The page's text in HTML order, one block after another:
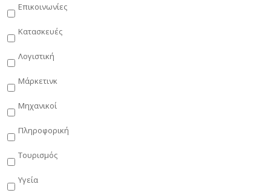
Επικοινωνίες
Κατασκευές
Λογιστική
Μάρκετινκ
Μηχανικοί
Πληροφορική
Τουρισμός
Υγεία